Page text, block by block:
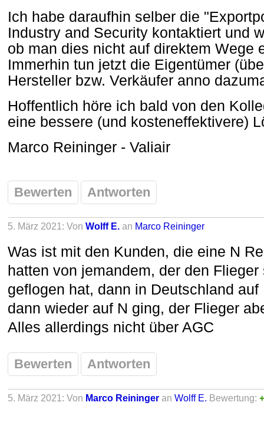
Ich habe daraufhin selber die
Industry and Security kontaktiert und
ob man dies nicht auf direktem Wege
Immerhin tun jetzt die Eigentümer
Hersteller bzw. Verkäufer anno
Hoffentlich höre ich bald von den
eine bessere (und kosteneffektivere)
Marco Reininger - Valiair
Bewerten Antworten
5. März 2021: Von Wolff E. an Marco Reininger
Was ist mit den Kunden, die eine N
hatten von jemandem, der den
geflogen hat, dann in Deutschland
dann wieder auf N ging, der Flieger
Alles allerdings nicht über AGC
Bewerten Antworten
5. März 2021: Von Marco Reininger an Wolff E. Bewertung: